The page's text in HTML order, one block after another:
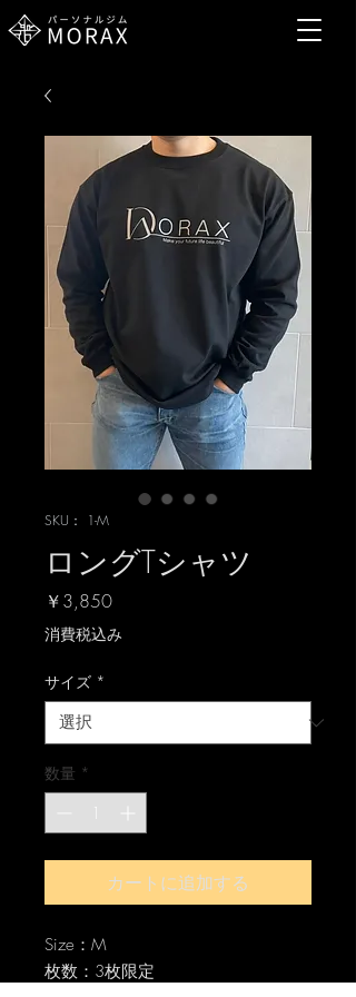
SKU： 1-M
ロングTシャツ
￥3,850価
格
消費税込み
サイズ *
数量 *
カートに追加する
Size：M
枚数：3枚限定